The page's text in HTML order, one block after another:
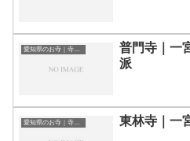
愛知県のお寺｜寺院一覧
普門寺｜一
派
愛知県のお寺｜寺院一覧 東林寺｜一